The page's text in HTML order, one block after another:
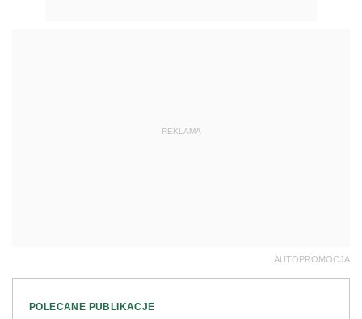
REKLAMA
AUTOPROMOCJA
POLECANE PUBLIKACJE